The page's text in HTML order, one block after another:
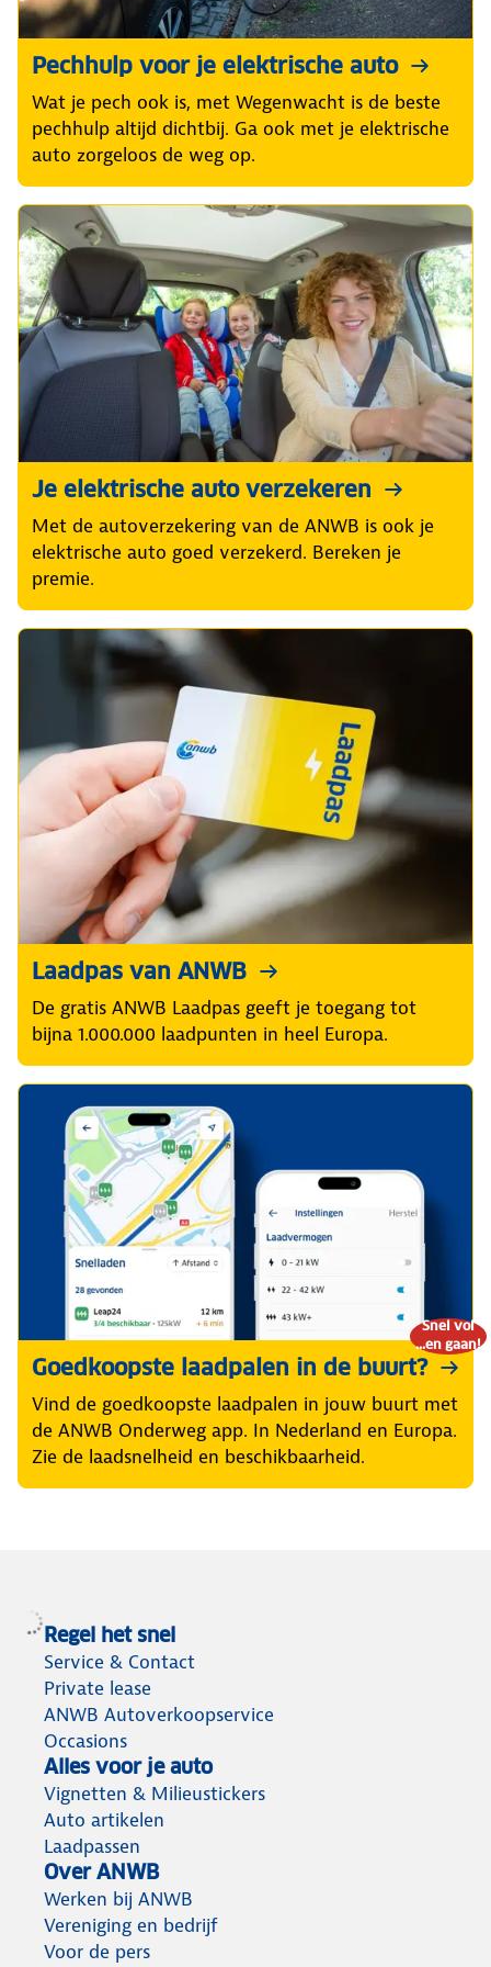
Pechhulp voor je elektrische auto
Wat je pech ook is, met Wegenwacht is de beste
pechhulp altijd dichtbij. Ga ook met je elektrische
auto zorgeloos de weg op.
Je elektrische auto verzekeren
Met de autoverzekering van de ANWB is ook je
elektrische auto goed verzekerd. Bereken je
premie.
Laadpas van ANWB
De gratis ANWB Laadpas geeft je toegang tot
bijna 1.000.000 laadpunten in heel Europa.
Snel vol
...en gaan!
Goedkoopste laadpalen in de buurt?
Vind de goedkoopste laadpalen in jouw buurt met
de ANWB Onderweg app. In Nederland en Europa.
Zie de laadsnelheid en beschikbaarheid.
Regel het snel
Service & Contact
Private lease
ANWB Autoverkoopservice
Occasions
Alles voor je auto
Vignetten & Milieustickers
Auto artikelen
Laadpassen
Over ANWB
Werken bij ANWB
Vereniging en bedrijf
Voor de pers